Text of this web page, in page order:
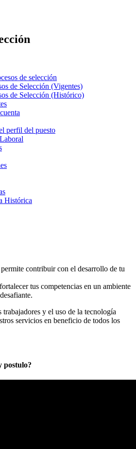
de selección
de Selección (Vigentes)
de Selección (Histórico)
perfil del puesto
Histórica
contribuir con el desarrollo de tu
tus competencias en un ambiente
trabajadores y el uso de la tecnología
servicios en beneficio de todos los
postulo?